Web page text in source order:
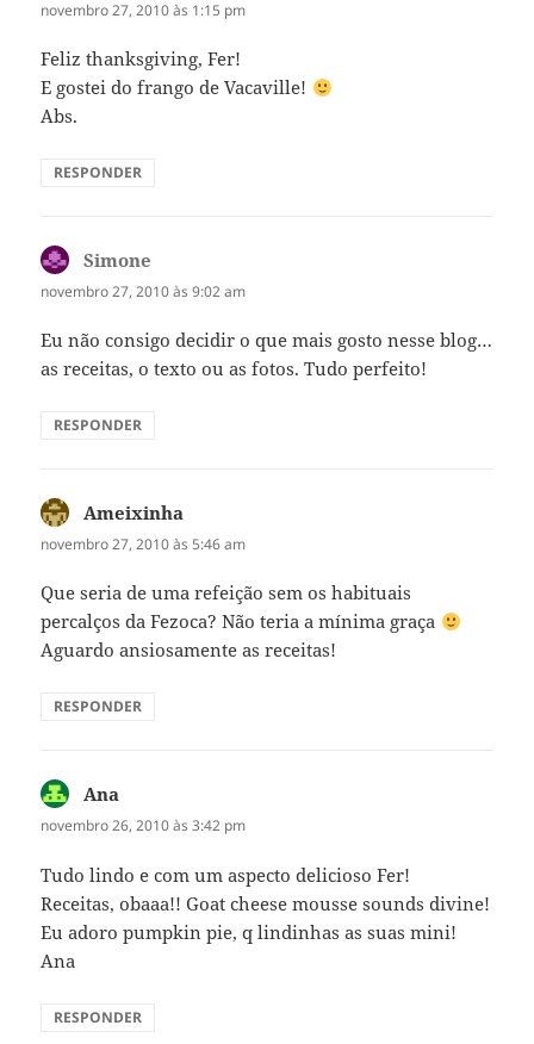
novembro 27, 2010 às 1:15 pm
Feliz thanksgiving, Fer!
E gostei do frango de Vacaville!
Abs.
RESPONDER
Simone
novembro 27, 2010 às 9:02 am
Eu não consigo decidir o que mais gosto nesse blog…
as receitas, o texto ou as fotos. Tudo perfeito!
RESPONDER
Ameixinha
novembro 27, 2010 às 5:46 am
Que seria de uma refeição sem os habituais
percalços da Fezoca? Não teria a mínima graça
Aguardo ansiosamente as receitas!
RESPONDER
Ana
novembro 26, 2010 às 3:42 pm
Tudo lindo e com um aspecto delicioso Fer!
Receitas, obaaa!! Goat cheese mousse sounds divine!
Eu adoro pumpkin pie, q lindinhas as suas mini!
Ana
RESPONDER